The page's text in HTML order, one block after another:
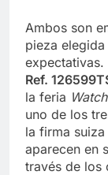
Ambos son
pieza
expectativas.
Ref.
la feria
uno de los
la firma
aparecen en
través de los